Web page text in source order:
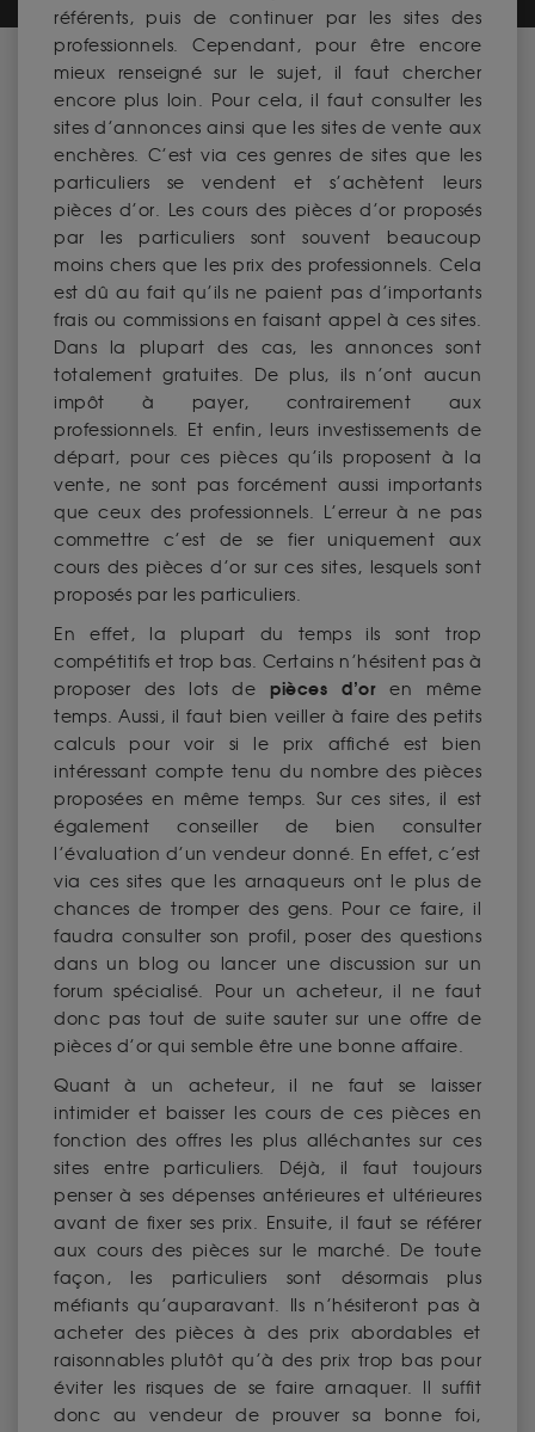
référents, puis de continuer par les sites des
professionnels. Cependant, pour être encore
mieux renseigné sur le sujet, il faut chercher
encore plus loin. Pour cela, il faut consulter les
sites d’annonces ainsi que les sites de vente aux
enchères. C’est via ces genres de sites que les
particuliers se vendent et s’achètent leurs
pièces d’or. Les cours des pièces d’or proposés
par les particuliers sont souvent beaucoup
moins chers que les prix des professionnels. Cela
est dû au fait qu’ils ne paient pas d’importants
frais ou commissions en faisant appel à ces sites.
Dans la plupart des cas, les annonces sont
totalement gratuites. De plus, ils n’ont aucun
impôt à payer, contrairement aux
professionnels. Et enfin, leurs investissements de
départ, pour ces pièces qu’ils proposent à la
vente, ne sont pas forcément aussi importants
que ceux des professionnels. L’erreur à ne pas
commettre c’est de se fier uniquement aux
cours des pièces d’or sur ces sites, lesquels sont
proposés par les particuliers.
En effet, la plupart du temps ils sont trop
compétitifs et trop bas. Certains n’hésitent pas à
proposer des lots depièces d’oren même
temps. Aussi, il faut bien veiller à faire des petits
calculs pour voir si le prix affiché est bien
intéressant compte tenu du nombre des pièces
proposées en même temps. Sur ces sites, il est
également conseiller de bien consulter
l’évaluation d’un vendeur donné. En effet, c’est
via ces sites que les arnaqueurs ont le plus de
chances de tromper des gens. Pour ce faire, il
faudra consulter son profil, poser des questions
dans un blog ou lancer une discussion sur un
forum spécialisé. Pour un acheteur, il ne faut
donc pas tout de suite sauter sur une offre de
pièces d’or qui semble être une bonne affaire.
Quant à un acheteur, il ne faut se laisser
intimider et baisser les cours de ces pièces en
fonction des offres les plus alléchantes sur ces
sites entre particuliers. Déjà, il faut toujours
penser à ses dépenses antérieures et ultérieures
avant de fixer ses prix. Ensuite, il faut se référer
aux cours des pièces sur le marché. De toute
façon, les particuliers sont désormais plus
méfiants qu’auparavant. Ils n’hésiteront pas à
acheter des pièces à des prix abordables et
raisonnables plutôt qu’à des prix trop bas pour
éviter les risques de se faire arnaquer. Il suffit
donc au vendeur de prouver sa bonne foi,